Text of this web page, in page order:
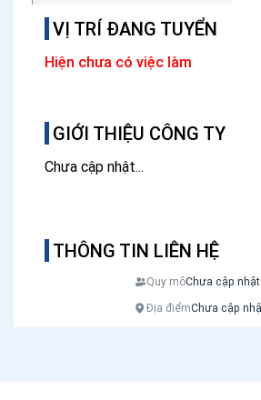
VỊ TRÍ ĐANG TUYỂN
Hiện chưa có việc làm
GIỚI THIỆU CÔNG TY
Chưa cập nhật...
THÔNG TIN LIÊN HỆ
Quy môChưa cập nhật
Địa điểmChưa cập